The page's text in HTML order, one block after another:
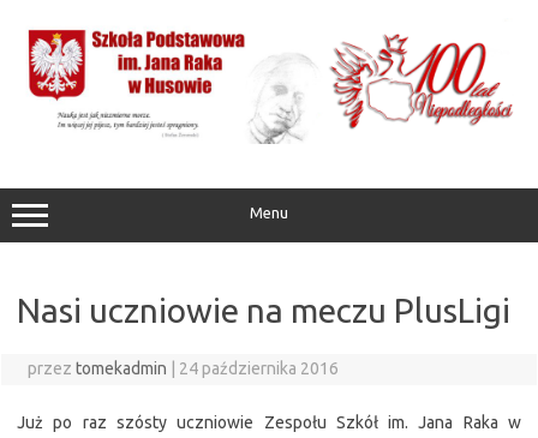
treści
Menu
Nasi uczniowie na meczu PlusLigi
przez tomekadmin | 24 października 2016
Już po raz szósty uczniowie Zespołu Szkół im. Jana Raka w